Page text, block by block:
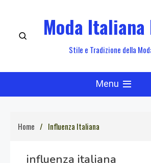
content
Moda
Stile e Tradizione della
Menu
Home Influenza Italiana
influenza italiana